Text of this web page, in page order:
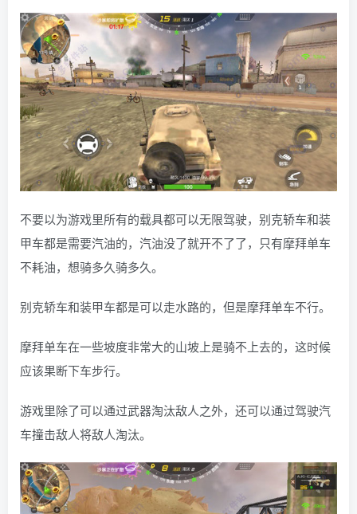
不要以为游戏里所有的载具都可以无限驾驶，别克轿车和装
甲车都是需要汽油的，汽油没了就开不了了，只有摩拜单车
不耗油，想骑多久骑多久。
别克轿车和装甲车都是可以走水路的，但是摩拜单车不行。
摩拜单车在一些坡度非常大的山坡上是骑不上去的，这时候
应该果断下车步行。
游戏里除了可以通过武器淘汰敌人之外，还可以通过驾驶汽
车撞击敌人将敌人淘汰。